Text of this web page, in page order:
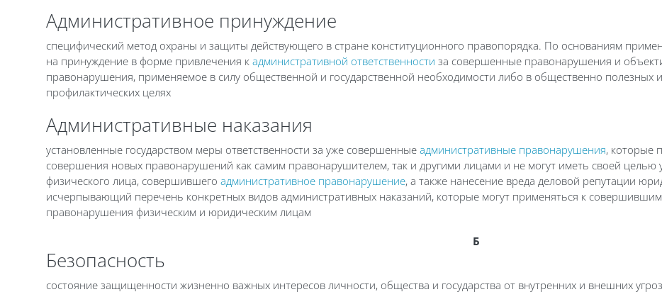
Административное принуждение
специфический метод охраны и защиты действующего в стране конституционного правопорядка. По основаниям
на принуждение в форме привлечения к административной ответственности за совершенные правонарушения и
правонарушения, применяемое в силу общественной и государственной необходимости либо в общественно
профилактических целях
Административные наказания
установленные государством меры ответственности за уже совершенные административные правонарушения, которые
совершения новых правонарушений как самим правонарушителем, так и другими лицами и не могут иметь своей целью
физического лица, совершившего административное правонарушение, а также нанесение вреда деловой репутации
исчерпывающий перечень конкретных видов административных наказаний, которые могут применяться к
правонарушения физическим и юридическим лицам
Б
Безопасность
состояние защищенности жизненно важных интересов личности, общества и государства от внутренних и внешних